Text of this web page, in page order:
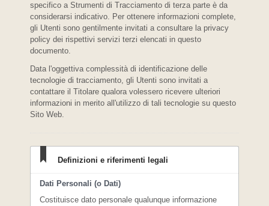
specifico a Strumenti di Tracciamento di terza parte è da
considerarsi indicativo. Per ottenere informazioni complete,
gli Utenti sono gentilmente invitati a consultare la privacy
policy dei rispettivi servizi terzi elencati in questo
documento.
Data l'oggettiva complessità di identificazione delle
tecnologie di tracciamento, gli Utenti sono invitati a
contattare il Titolare qualora volessero ricevere ulteriori
informazioni in merito all'utilizzo di tali tecnologie su questo
Sito Web.
Definizioni e riferimenti legali
Dati Personali (o Dati)
Costituisce dato personale qualunque informazione